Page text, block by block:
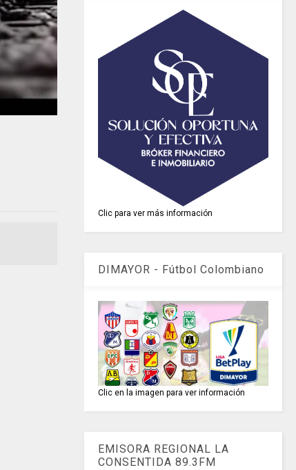
Clic para ver más información
DIMAYOR - Fútbol Colombiano
Clic en la imagen para ver información
EMISORA REGIONAL LA
CONSENTIDA 89.3FM